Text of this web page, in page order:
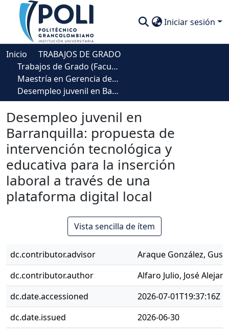
Iniciar sesión
Comunidades
Descubre
Estadísticas
Inicio
TRABAJOS DE GRADO
Trabajos de Grado (Facultad Ingeniería, Diseño e Innovación )
Maestría en Gerencia de Proyectos
Desempleo juvenil en Barranquilla: propuesta de intervención tecnológica y educativa para la inserción laboral a través de una plataforma digital local
Desempleo juvenil en
Barranquilla: propuesta de
intervención tecnológica y
educativa para la inserción
laboral a través de una
plataforma digital local
Vista sencilla de ítem
dc.contributor.advisor
Araque González,
dc.contributor.author
Alfaro Julio, José
dc.date.accessioned
2026-07-01T19:37:16Z
dc.date.issued
2026-06-30